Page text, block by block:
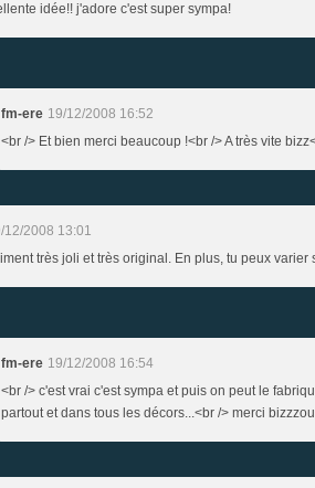
idée!! j'adore c'est super sympa!
fm-ere 19/12/2008 16:52
<br /> Et bien merci beaucoup !<br /> A très vite
12/2008 13:01
très joli et très original. En plus, tu peux
fm-ere 19/12/2008 16:54
<br /> c'est vrai c'est sympa et puis on peut le
partout et dans tous les décors...<br /> merci